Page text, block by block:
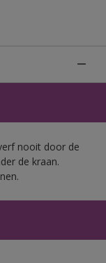
nooit door de
de kraan.